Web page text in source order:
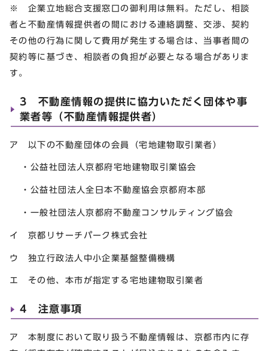
※ 企業立地総合支援窓口の御利用は無料。ただし、相談
者と不動産情報提供者の間における連絡調整、交渉、契約
その他の行為に関して費用が発生する場合は、当事者間の
契約等に基づき、相談者の負担が必要となる場合がありま
す。
3 不動産情報の提供に協力いただく団体や事
業者等（不動産情報提供者）
ア 以下の不動産団体の会員（宅地建物取引業者）
・公益社団法人京都府宅地建物取引業協会
・公益社団法人全日本不動産協会京都府本部
・一般社団法人京都府不動産コンサルティング協会
イ 京都リサーチパーク株式会社
ウ 独立行政法人中小企業基盤整備機構
エ その他、本市が指定する宅地建物取引業者
4 注意事項
ア 本制度において取り扱う不動産情報は、京都市内に存